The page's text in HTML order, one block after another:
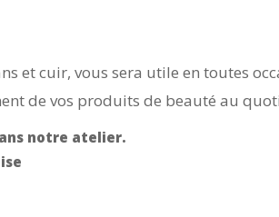
et cuir, vous sera utile en toutes
de vos produits de beauté au
notre atelier.